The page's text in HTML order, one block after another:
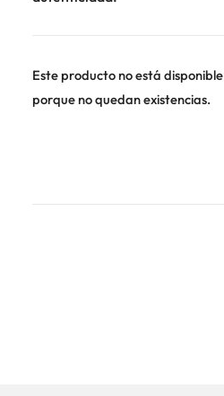
Este producto no está disponible
porque no quedan existencias.